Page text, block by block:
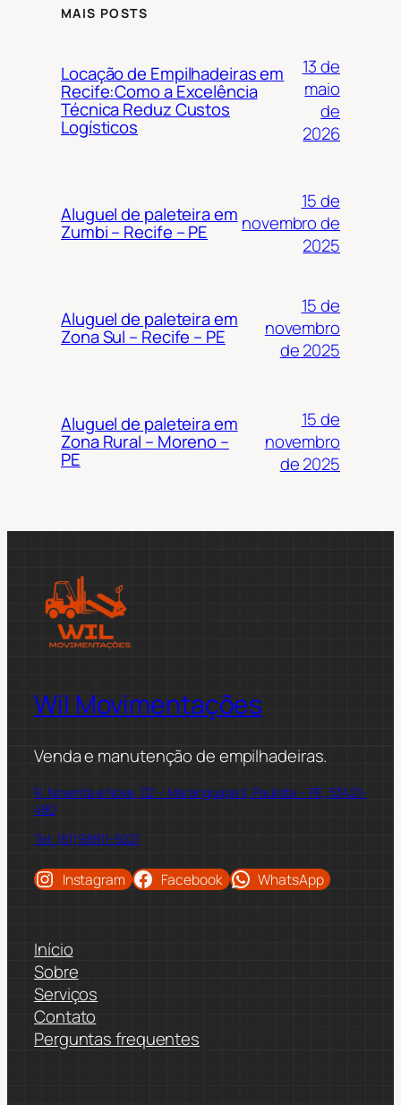
MAIS POSTS
Locação de Empilhadeiras em
Recife:Como a Excelência
Técnica Reduz Custos
Logísticos
13 de
maio
de
2026
Aluguel de paleteira em
Zumbi – Recife – PE
15 de
novembro de
2025
Aluguel de paleteira em
Zona Sul – Recife – PE
15 de
novembro
de 2025
Aluguel de paleteira em
Zona Rural – Moreno –
PE
15 de
novembro
de 2025
Wil Movimentações
Venda e manutenção de empilhadeiras.
R. Noventa e Nove, 02 – Maranguape II, Paulista – PE, 53421-
480
Tel: (81)98811-5021
Instagram Facebook WhatsApp
Início
Sobre
Serviços
Contato
Perguntas frequentes